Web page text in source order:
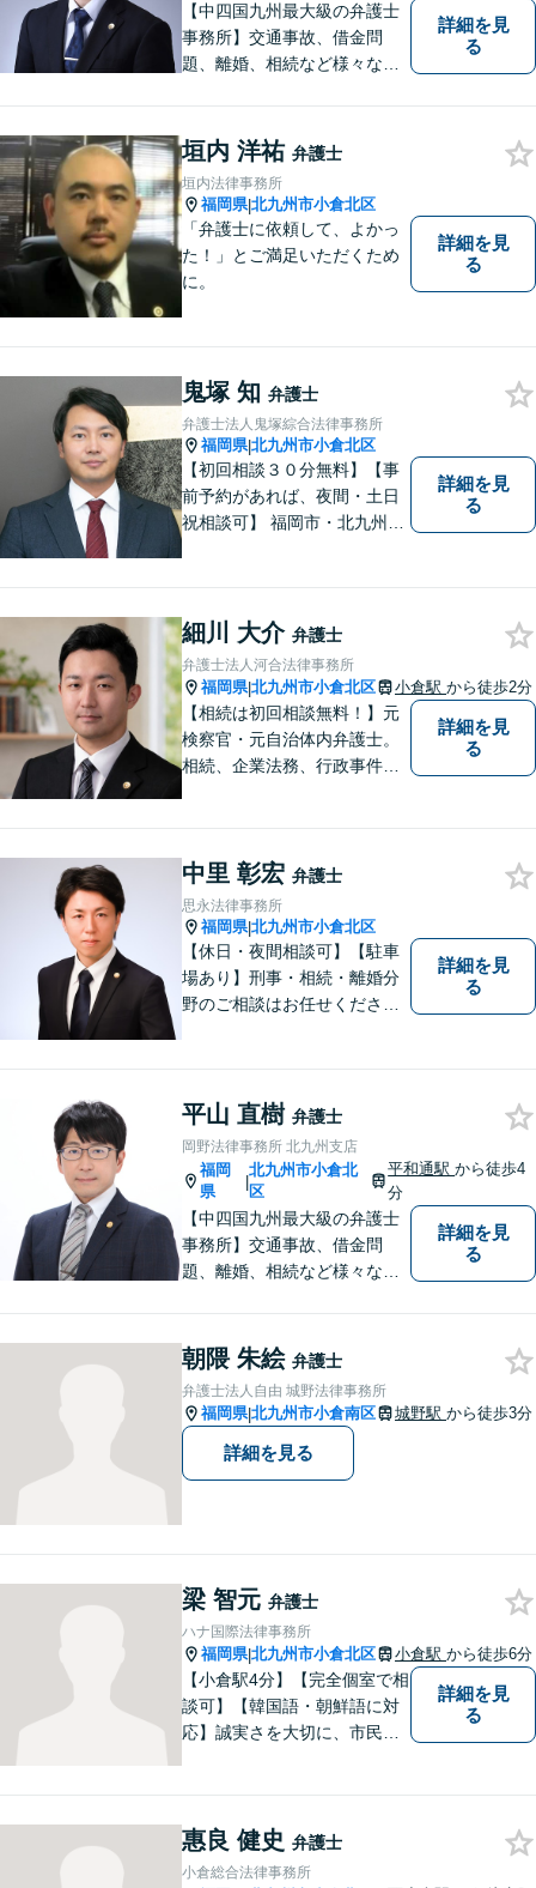
【中四国九州最大級の弁護士
事務所】交通事故、借金問
題、離婚、相続など様々な問
まずはお気軽にご相談くださ
い！
詳細を見
る
垣内 洋祐 弁護士
垣内法律事務所
福岡県|北九州市小倉北区
「弁護士に依頼して、よかっ
た！」とご満足いただくため
に。
詳細を見
る
鬼塚 知 弁護士
弁護士法人鬼塚綜合法律事務所
福岡県|北九州市小倉北区
【初回相談３０分無料】【事
前予約があれば、夜間・土日
祝相談可】 福岡市・北九州市
れています。 スピーディーか
つ依頼者様満足の高い事件処
理をモットーにしています。
詳細を見
る
細川 大介 弁護士
弁護士法人河合法律事務所
福岡県|北九州市小倉北区 小倉駅 から徒歩2分
【相続は初回相談無料！】元
検察官・元自治体内弁護士。
相続、企業法務、行政事件、
詳細を見
る
中里 彰宏 弁護士
思永法律事務所
福岡県|北九州市小倉北区
【休日・夜間相談可】【駐車
場あり】刑事・相続・離婚分
野のご相談はお任せくださ
ら弁護士になった特殊な経緯
あり。【電話相談可】
詳細を見
る
平山 直樹 弁護士
岡野法律事務所 北九州支店
福岡
県
|
北九州市小倉北
区
平和通駅から徒歩4
分
【中四国九州最大級の弁護士
事務所】交通事故、借金問
題、離婚、相続など様々な問
まずはお気軽にご相談くださ
い！
詳細を見
る
朝隈 朱絵 弁護士
弁護士法人自由 城野法律事務所
福岡県|北九州市小倉南区 城野駅 から徒歩3分
詳細を見る
梁 智元 弁護士
ハナ国際法律事務所
福岡県|北九州市小倉北区 小倉駅 から徒歩6分
【小倉駅4分】【完全個室で相
談可】【韓国語・朝鮮語に対
応】誠実さを大切に、市民に
いたします。お困りの方は、
ご相談ください。
詳細を見
る
惠良 健史 弁護士
小倉総合法律事務所